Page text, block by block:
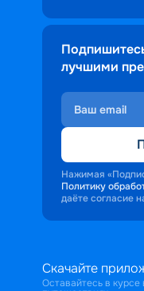
лучшими
Нажимая
Политику
даёте согласие
Скачайте
Оставайтесь в